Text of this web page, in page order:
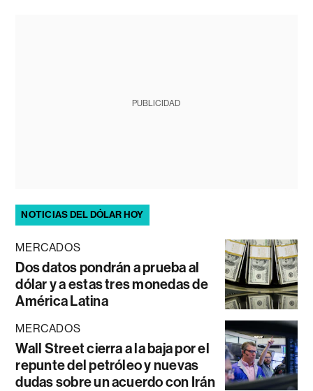
PUBLICIDAD
NOTICIAS DEL DÓLAR HOY
MERCADOS
Dos datos pondrán a prueba al
dólar y a estas tres monedas de
América Latina
MERCADOS
Wall Street cierra a la baja por el
repunte del petróleo y nuevas
dudas sobre un acuerdo con Irán